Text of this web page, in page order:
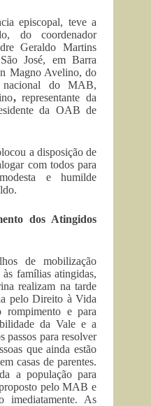
episcopal, teve a
do coordenador
Geraldo Martins
José, em Barra
Magno Avelino, do
nacional do MAB,
,representante da
da OAB de
a disposição de
com todos para
e humilde
dos Atingidos
de mobilização
famílias atingidas,
realizam na tarde
pelo Direito à Vida
rompimento e para
da Vale e a
passos para resolver
que ainda estão
casas de parentes.
a população para
pelo MAB e
imediatamente. As